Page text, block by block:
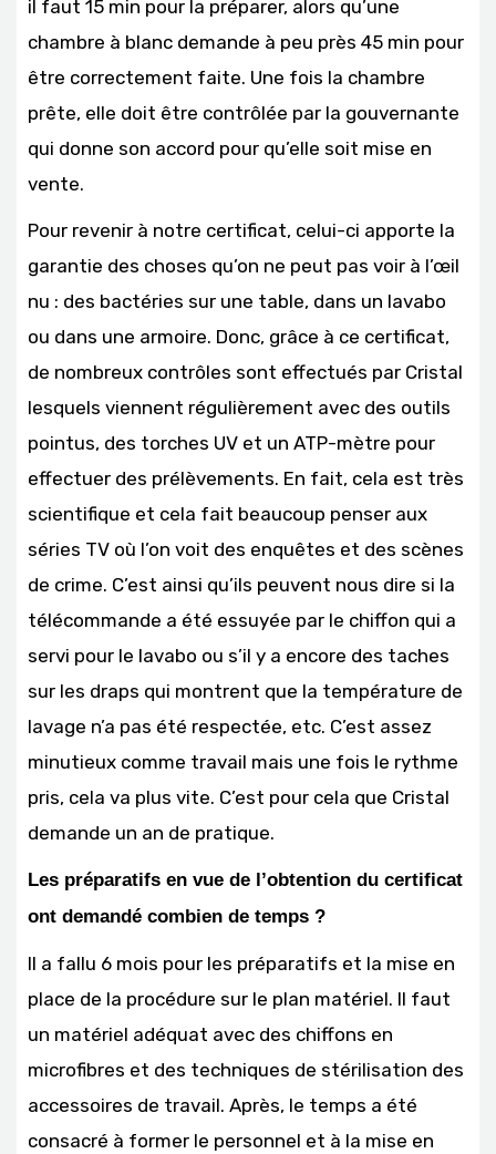
il faut 15 min pour la préparer, alors qu’une
chambre à blanc demande à peu près 45 min pour
être correctement faite. Une fois la chambre
prête, elle doit être contrôlée par la gouvernante
qui donne son accord pour qu’elle soit mise en
vente.
Pour revenir à notre certificat, celui-ci apporte la
garantie des choses qu’on ne peut pas voir à l’œil
nu : des bactéries sur une table, dans un lavabo
ou dans une armoire. Donc, grâce à ce certificat,
de nombreux contrôles sont effectués par Cristal
lesquels viennent régulièrement avec des outils
pointus, des torches UV et un ATP-mètre pour
effectuer des prélèvements. En fait, cela est très
scientifique et cela fait beaucoup penser aux
séries TV où l’on voit des enquêtes et des scènes
de crime. C’est ainsi qu’ils peuvent nous dire si la
télécommande a été essuyée par le chiffon qui a
servi pour le lavabo ou s’il y a encore des taches
sur les draps qui montrent que la température de
lavage n’a pas été respectée, etc. C’est assez
minutieux comme travail mais une fois le rythme
pris, cela va plus vite. C’est pour cela que Cristal
demande un an de pratique.
Les préparatifs en vue de l’obtention du certificat
ont demandé combien de temps ?
Il a fallu 6 mois pour les préparatifs et la mise en
place de la procédure sur le plan matériel. Il faut
un matériel adéquat avec des chiffons en
microfibres et des techniques de stérilisation des
accessoires de travail. Après, le temps a été
consacré à former le personnel et à la mise en